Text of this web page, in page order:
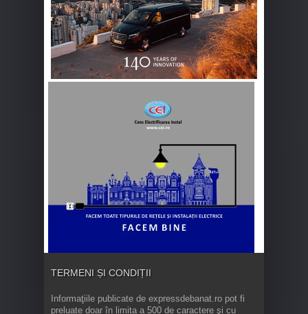
TERMENI ȘI CONDIȚII
Informaţiile publicate de expressdebanat.ro pot fi
preluate doar în limita a 500 de caractere şi cu